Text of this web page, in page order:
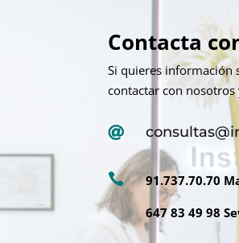
Contacta
Si quieres información
contactar con nosotros


91.737.70.70
647 83 49 98